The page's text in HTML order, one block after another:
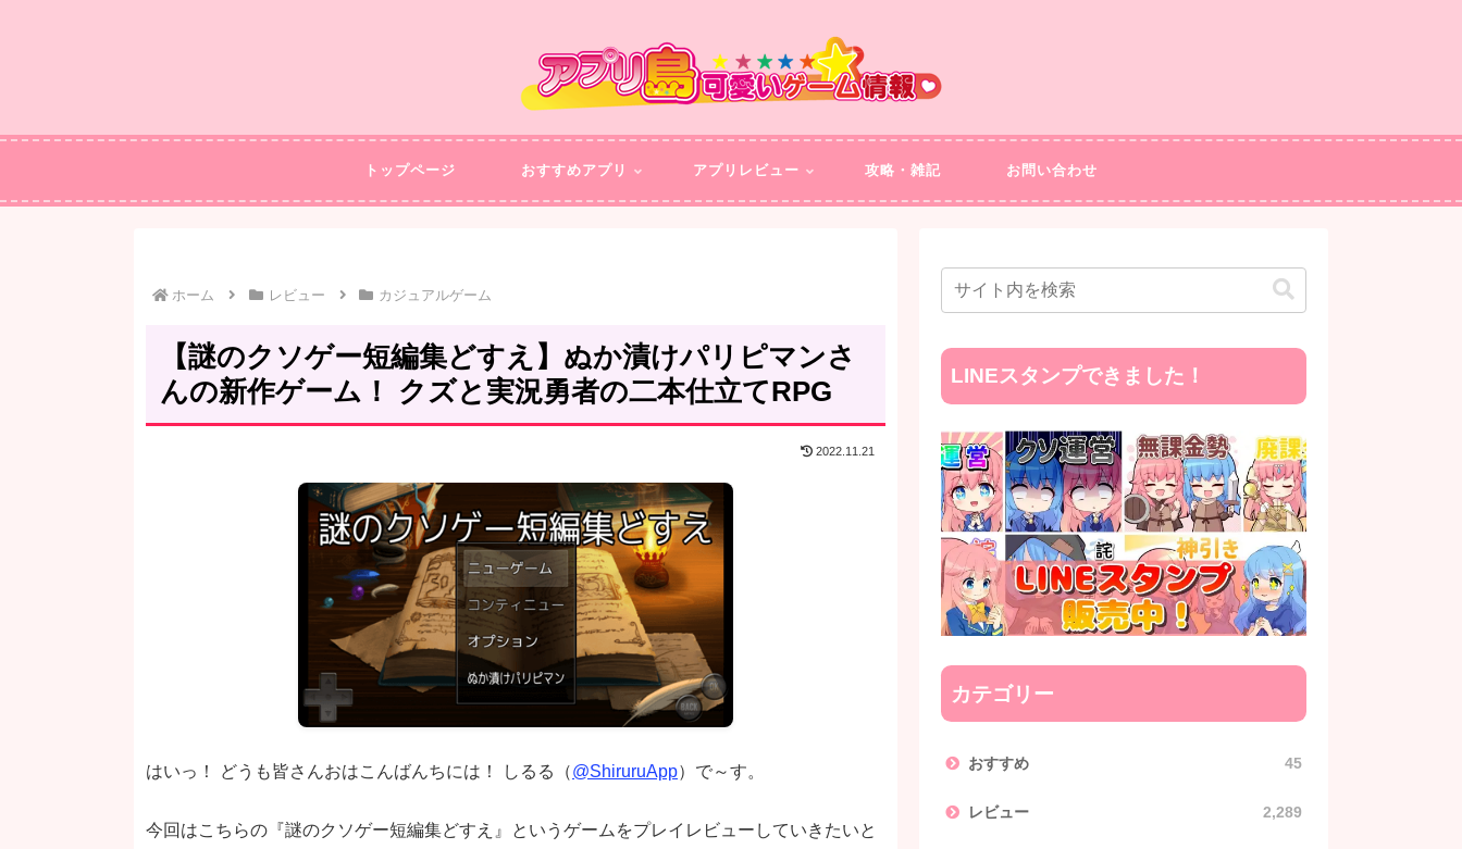
トップページ おすすめアプリ アプリレビュー 攻略・雑記 お問い合わせ
ホーム レビュー カジュアルゲーム
【謎のクソゲー短編集どすえ】ぬか漬けパリピマンさ
んの新作ゲーム！ クズと実況勇者の二本仕立てRPG
2022.11.21
はいっ！ どうも皆さんおはこんばんちには！ しるる（@ShiruruApp）で～す。
今回はこちらの『謎のクソゲー短編集どすえ』というゲームをプレイレビューしていきたいと
LINEスタンプできました！
カテゴリー
おすすめ 45
レビュー 2,289